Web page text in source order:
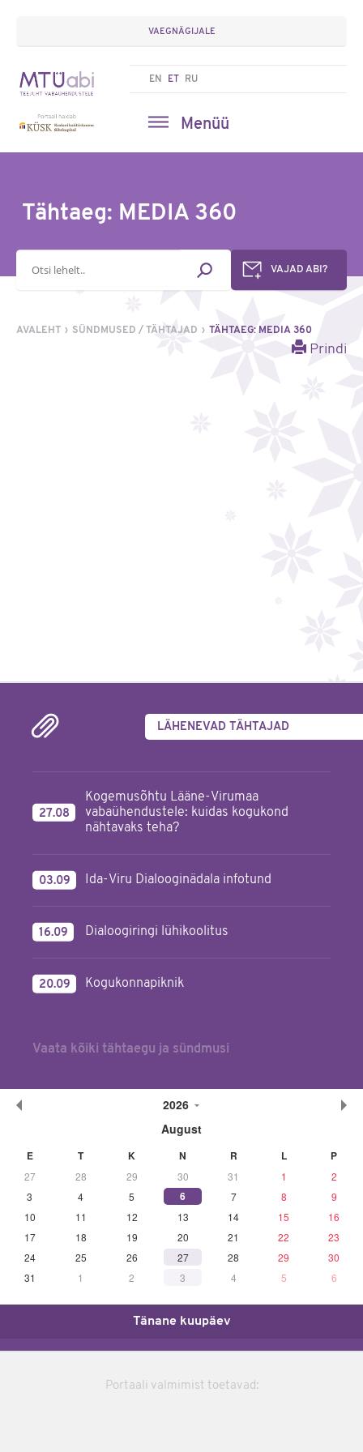
VAEGNÄGIJALE
EN ET RU
Menüü
Tähtaeg: MEDIA 360
Otsisõna
VAJAD ABI?
AVALEHT SÜNDMUSED / TÄHTAJAD TÄHTAEG: MEDIA 360
Prindi
LÄHENEVAD TÄHTAJAD
27.08
Kogemusõhtu Lääne-Virumaa
vabaühendustele: kuidas kogukond
nähtavaks teha?
03.09 Ida-Viru Dialooginädala infotund
16.09 Dialoogiringi lühikoolitus
20.09 Kogukonnapiknik
Vaata kõiki tähtaegu ja sündmusi
2026
August
E T K N R L P
27 28 29 30 31 1
2
3
4 5 6 7 8
9
10
11 12 13 14 15
16
17
18 19 20 21 22
23
24
25 26 27 28 29
30
31
1 2 3 4 5 6
Tänane kuupäev
Portaali valmimist toetavad: